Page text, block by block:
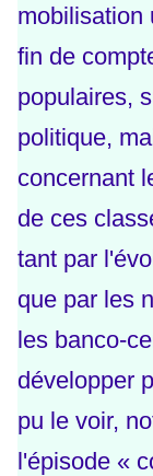
mobilisation
fin de
populaires,
politique,
concernant
de ces
tant par
que par les
les banco-
développer
pu le voir,
l'épisode «